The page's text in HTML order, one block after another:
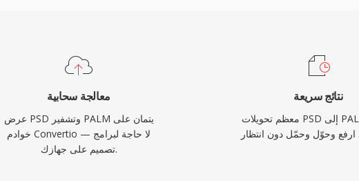
معالجة سحابية
عرض PSD وتشفير PALM يتمان على
خوادم Convertio — لا حاجة لبرامج
تصميم على جهازك.
نتائج سريعة
معظم تحويلات PSD إلى PALM تكتمل